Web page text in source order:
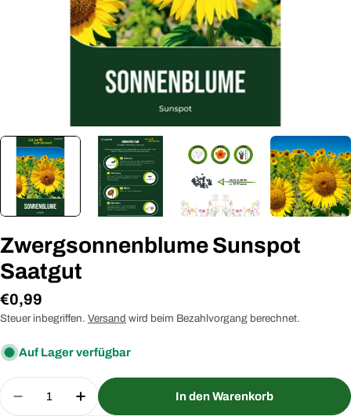
Zwergsonnenblume Sunspot
Saatgut
Regulärer
Preis
€0,99
Steuer inbegriffen. Versand wird beim Bezahlvorgang berechnet.
Auf Lager verfügbar
Menge
Menge für Zwergsonnenblume Sunspot Saatgut
Menge für Zwergsonnenblume
In den Warenkorb